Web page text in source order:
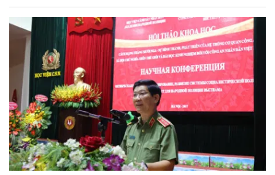
xây dựng lực lượng vũ trang nhân dân”. Cổng Thông tin
điện tử Học viện Cảnh sát nhân dân xin trân trọng giới
thiệu toàn văn bài viết của đồng chí Bộ trưởng.